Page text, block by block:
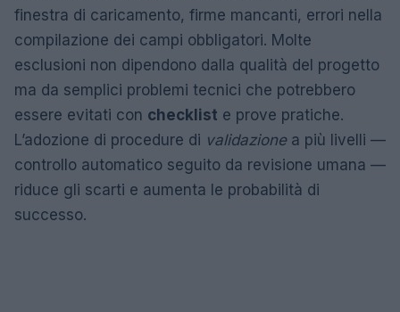
finestra di caricamento, firme mancanti, errori nella
compilazione dei campi obbligatori. Molte
esclusioni non dipendono dalla qualità del progetto
ma da semplici problemi tecnici che potrebbero
essere evitati con checklist e prove pratiche.
L’adozione di procedure di validazionea più livelli —
controllo automatico seguito da revisione umana —
riduce gli scarti e aumenta le probabilità di
successo.